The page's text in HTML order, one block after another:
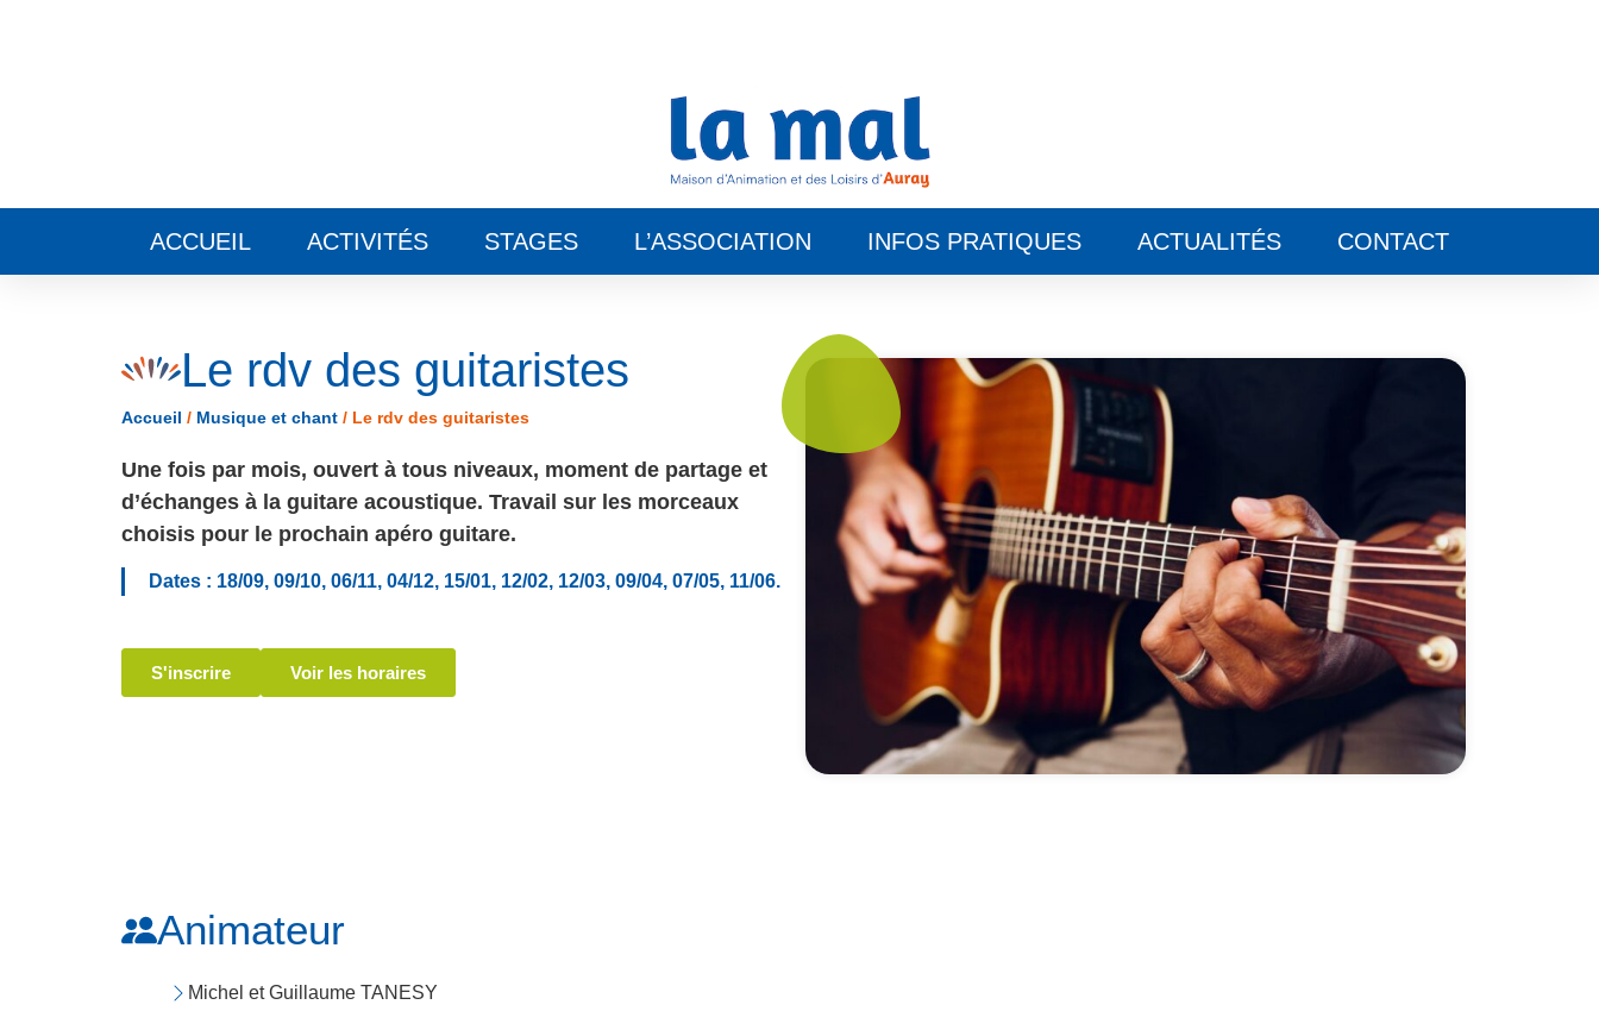
ACCUEIL ACTIVITÉS STAGES L’ASSOCIATION INFOS PRATIQUES ACTUALITÉS CONTACT
Le rdv des guitaristes
Accueil / Musique et chant / Le rdv des guitaristes
Une fois par mois, ouvert à tous niveaux, moment de partage et
d’échanges à la guitare acoustique. Travail sur les morceaux
choisis pour le prochain apéro guitare.
Dates : 18/09, 09/10, 06/11, 04/12, 15/01, 12/02, 12/03, 09/04, 07/05, 11/06.
S'inscrire Voir les horaires
Animateur
Michel et Guillaume TANESY